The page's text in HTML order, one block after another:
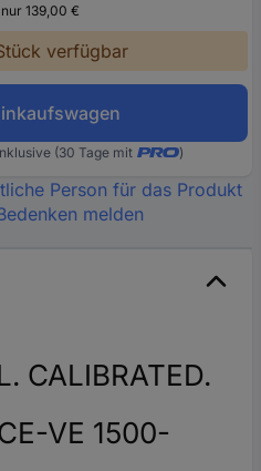
nur 139,00 €
verfügbar
(30 Tage mit )
Person für das Produkt
melden
CALIBRATED.
VE 1500-